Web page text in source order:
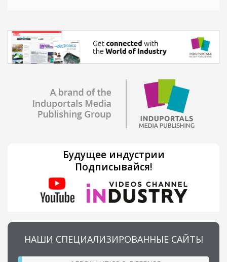
Будущее индустрии
Подписывайся!
НАШИ СПЕЦИАЛИЗИРОВАННЫЕ САЙТЫ